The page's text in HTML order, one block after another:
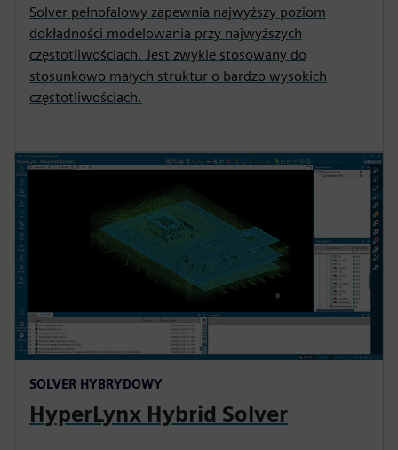
Solver pełnofalowy zapewnia najwyższy poziom
dokładności modelowania przy najwyższych
częstotliwościach. Jest zwykle stosowany do
stosunkowo małych struktur o bardzo wysokich
częstotliwościach.
SOLVER HYBRYDOWY
HyperLynx Hybrid Solver